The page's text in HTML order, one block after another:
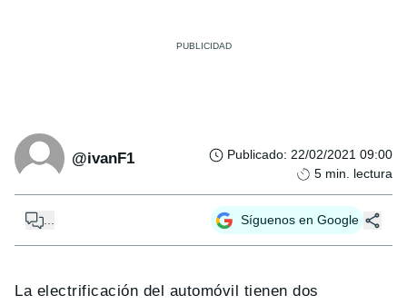
@ivanF1 Publicado: 22/02/2021 09:00
5 min. lectura
... Síguenos en Google
La electrificación del automóvil tienen dos